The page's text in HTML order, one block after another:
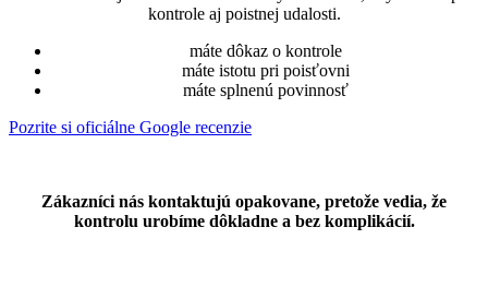
kontrole aj poistnej udalosti.
máte dôkaz o kontrole
máte istotu pri poisťovni
máte splnenú povinnosť
Pozrite si oficiálne Google recenzie
Zákazníci nás kontaktujú opakovane, pretože vedia, že
kontrolu urobíme dôkladne a bez komplikácií.